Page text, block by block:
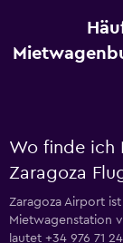
Wo finde ich
Zaragoza
Zaragoza Airport
Mietwagenstation
lautet +34 976 71